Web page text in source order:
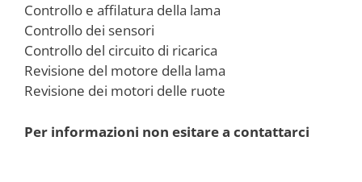
Controllo e affilatura della lama
Controllo dei sensori
Controllo del circuito di ricarica
Revisione del motore della lama
Revisione dei motori delle ruote
Per informazioni non esitare a contattarci